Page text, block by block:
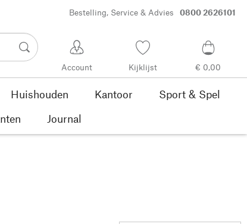
Bestelling, Service & Advies 0800 2626101
Account Kijklijst € 0,00
Huishouden Kantoor
Sport & Spel
Journal